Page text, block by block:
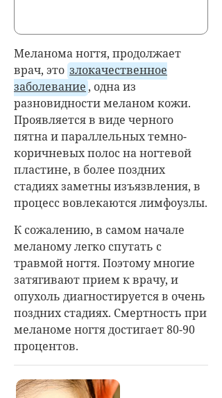
Меланома ногтя, продолжает
врач, это злокачественное
заболевание , одна из
разновидности меланом кожи.
Проявляется в виде черного
пятна и параллельных темно-
коричневых полос на ногтевой
пластине, в более поздних
стадиях заметны изъязвления, в
процесс вовлекаются лимфоузлы.
К сожалению, в самом начале
меланому легко спутать с
травмой ногтя. Поэтому многие
затягивают прием к врачу, и
опухоль диагностируется в очень
поздних стадиях. Смертность при
меланоме ногтя достигает 80-90
процентов.